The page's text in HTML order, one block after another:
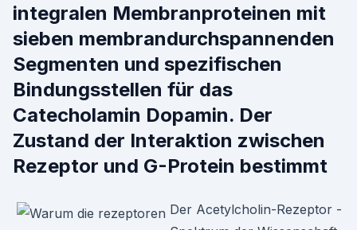
integralen Membranproteinen mit
sieben membrandurchspannenden
Segmenten und spezifischen
Bindungsstellen für das
Catecholamin Dopamin. Der
Zustand der Interaktion zwischen
Rezeptor und G-Protein bestimmt
Der Acetylcholin-Rezeptor -